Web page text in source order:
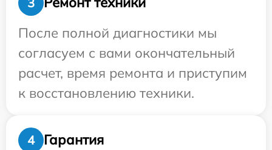
После полной диагностики мы
согласуем с вами окончательный
расчет, время ремонта и приступим
к восстановлению техники.
4 Гарантия